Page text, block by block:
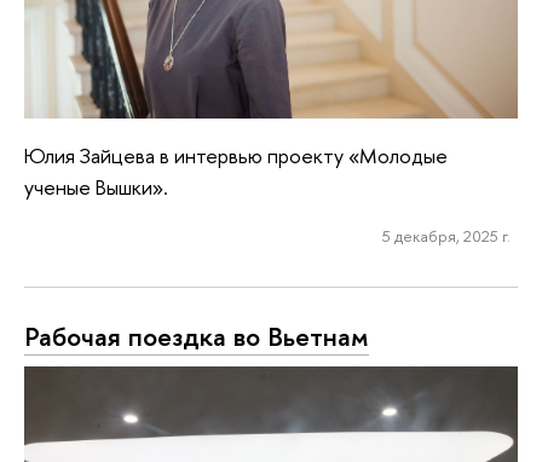
Юлия Зайцева в интервью проекту «Молодые
ученые Вышки».
5 декабря, 2025 г.
Рабочая поездка во Вьетнам